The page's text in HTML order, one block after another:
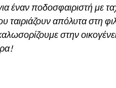
έναν ποδοσφαιριστή με
ταιριάζουν απόλυτα στη
στην